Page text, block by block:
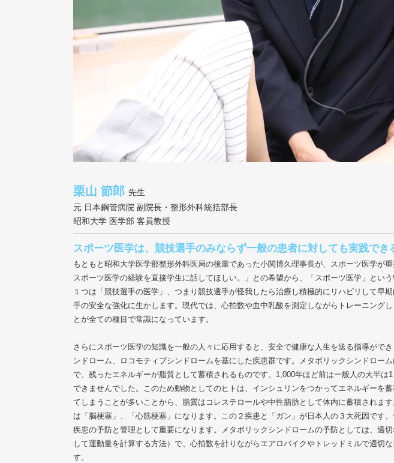
栗山 節郎 先生
元 日本鋼管病院 副院長・整形外科統括部長
昭和大学 医学部 客員教授
スポーツ医学は、競技選手のみならず一般の患者に対しても実践でき
もともと昭和大学医学部整形外科医局の後輩であった小関博久理事長が、スポーツ医学が
スポーツ医学の経験を直接学生に話してほしい。」との希望から、「スポーツ医学」とい
１つは「競技選手の医学」、つまり競技選手が怪我したら治療し積極的にリハビリして早
手の安全な強化に生かします。現代では、心拍数や血中乳酸を測定しながらトレーニング
とが全ての種目で常識になっています。
さらにスポーツ医学の知識を一般の人々に応用すると、安全で健康な人生を送る指導がで
ンドローム、ロコモティブシンドロームを基にした疾患群です。メタボリックシンドロー
で、残ったエネルギーが脂質として蓄積されるものです。1,000年ほど前は一般人の大半は
できませんでした。このため動物としてのヒトは、インシュリンをつかってエネルギーを
てしまうことが多いことから、脂質はコレステロールや中性脂肪として体内に蓄積されま
は「脳梗塞」、「心筋梗塞」になります。この２疾患と「ガン」が日本人の３大死因です
疾患の予防と管理として重要になります。メタボリックシンドロームの予防としては、適
して運動量を計算する方法）で、心拍数を計りながらエアロバイクやトレッドミルで適切
す。